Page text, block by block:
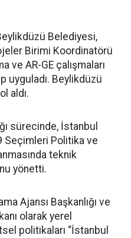
Belediyesi,
Birimi Koordinatörü
ve AR-GE çalışmaları
uyguladı. Beylikdüzü
aldı.
sürecinde, İstanbul
Seçimleri Politika ve
teknik
yönetti.
Ajansı Başkanlığı ve
olarak yerel
politikaları “İstanbul